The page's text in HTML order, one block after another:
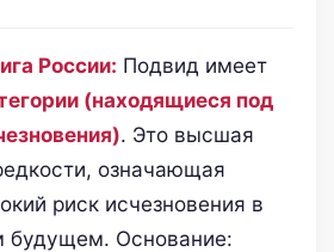
России: Подвид имеет
(находящиеся под
. Это высшая
означающая
риск исчезновения в
Основание: